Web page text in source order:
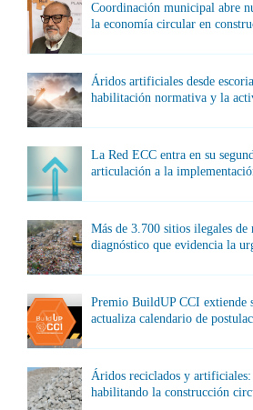
Coordinación municipal abre
la economía circular en
Áridos artificiales desde
habilitación normativa y la
La Red ECC entra en su
articulación a la
Más de 3.700 sitios ilegales de
diagnóstico que evidencia la
Premio BuildUP CCI extiende
actualiza calendario de
Áridos reciclados y artificiales:
habilitando la construcción